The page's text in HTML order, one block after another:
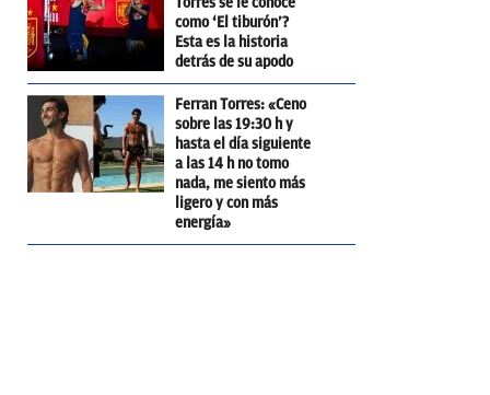
como ‘El tiburón’?
Esta es la historia
detrás de su apodo
Ferran Torres: «Ceno
sobre las 19:30 h y
hasta el día siguiente
a las 14 h no tomo
nada, me siento más
ligero y con más
energía»